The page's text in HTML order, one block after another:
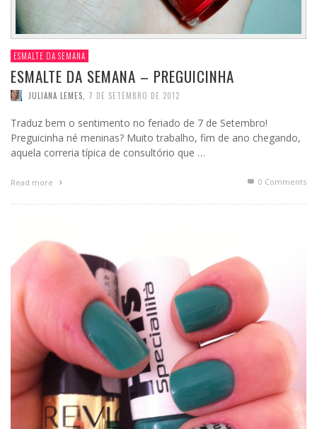
ESMALTE DA SEMANA
ESMALTE DA SEMANA – PREGUICINHA
JULIANA LEMES 7 DE SETEMBRO DE 2012
Traduz bem o sentimento no feriado de 7 de Setembro!
Preguicinha né meninas? Muito trabalho, fim de ano chegando,
aquela correria típica de consultório que …
Read more 0 Comments